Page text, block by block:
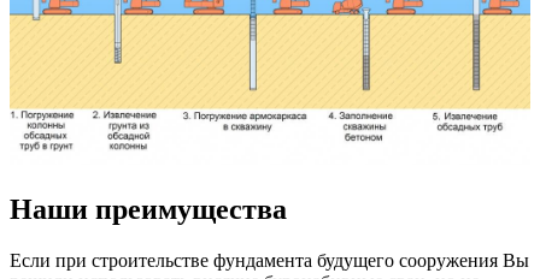
Наши преимущества
Если при строительстве фундамента будущего сооружения Вы